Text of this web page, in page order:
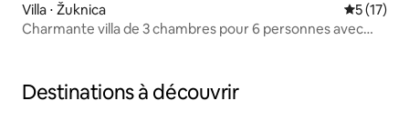
Villa ⋅ Žuknica
5 (17)
Charmante villa de 3 chambres pour 6 personnes avec
Destinations à découvrir